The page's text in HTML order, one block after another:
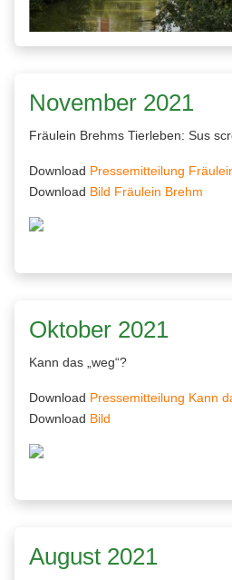
November 2021
Fräulein Brehms Tierleben: Sus
Download Pressemitteilung
Download Bild Fräulein Brehm
Oktober 2021
Kann das „weg“?
Download Pressemitteilung Kann
Download Bild
August 2021